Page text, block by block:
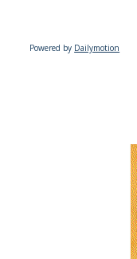
Powered by Dailymotion